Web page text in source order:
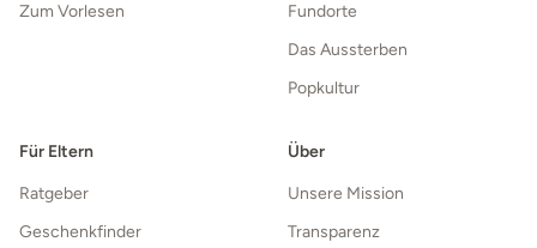
Zum Vorlesen
Fundorte
Das Aussterben
Popkultur
Für Eltern
Ratgeber
Geschenkfinder
Über
Unsere Mission
Transparenz